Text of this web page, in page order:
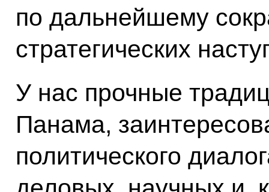
по дальнейшему
стратегических
У нас прочные
Панама,
политического